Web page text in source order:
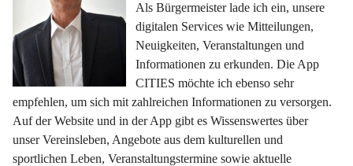
Als Bürgermeister lade ich ein, unsere
digitalen Services wie Mitteilungen,
Neuigkeiten, Veranstaltungen und
Informationen zu erkunden. Die App
CITIES möchte ich ebenso sehr
empfehlen, um sich mit zahlreichen Informationen zu versorgen.
Auf der Website und in der App gibt es Wissenswertes über
unser Vereinsleben, Angebote aus dem kulturellen und
sportlichen Leben, Veranstaltungstermine sowie aktuelle